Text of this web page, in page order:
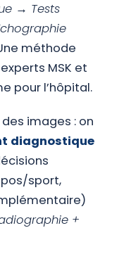
→ Tests
méthode
MSK et
pour l’hôpital.
images : on
diagnostique
sport,
+